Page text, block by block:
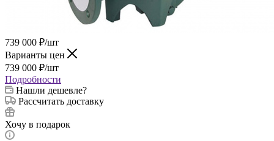
739 000 ₽/шт
Варианты цен
739 000 ₽/шт
Подробности
Нашли дешевле?
Рассчитать доставку
Хочу в подарок